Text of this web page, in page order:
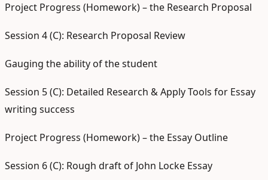
Project Progress (Homework) – the Research Proposal
Session 4 (C): Research Proposal Review
Gauging the ability of the student
Session 5 (C): Detailed Research & Apply Tools for Essay
writing success
Project Progress (Homework) – the Essay Outline
Session 6 (C): Rough draft of John Locke Essay